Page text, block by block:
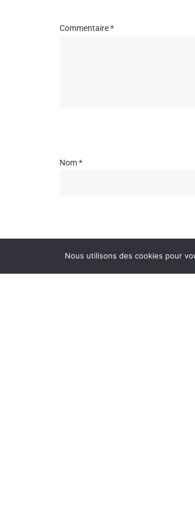
Commentaire*
Nom*
Nous utilisons des cookies pour